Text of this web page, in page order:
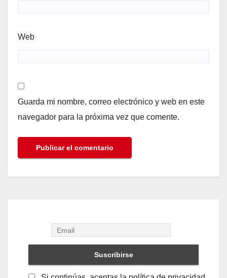
Web
Guarda mi nombre, correo electrónico y web en este
navegador para la próxima vez que comente.